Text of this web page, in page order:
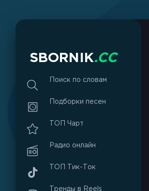
S BO R N K.CC
Поиск по словам
Подборки песен
ТОП Чарт
Радио онлайн
ТОП Тик-Ток
Тренды в Reels